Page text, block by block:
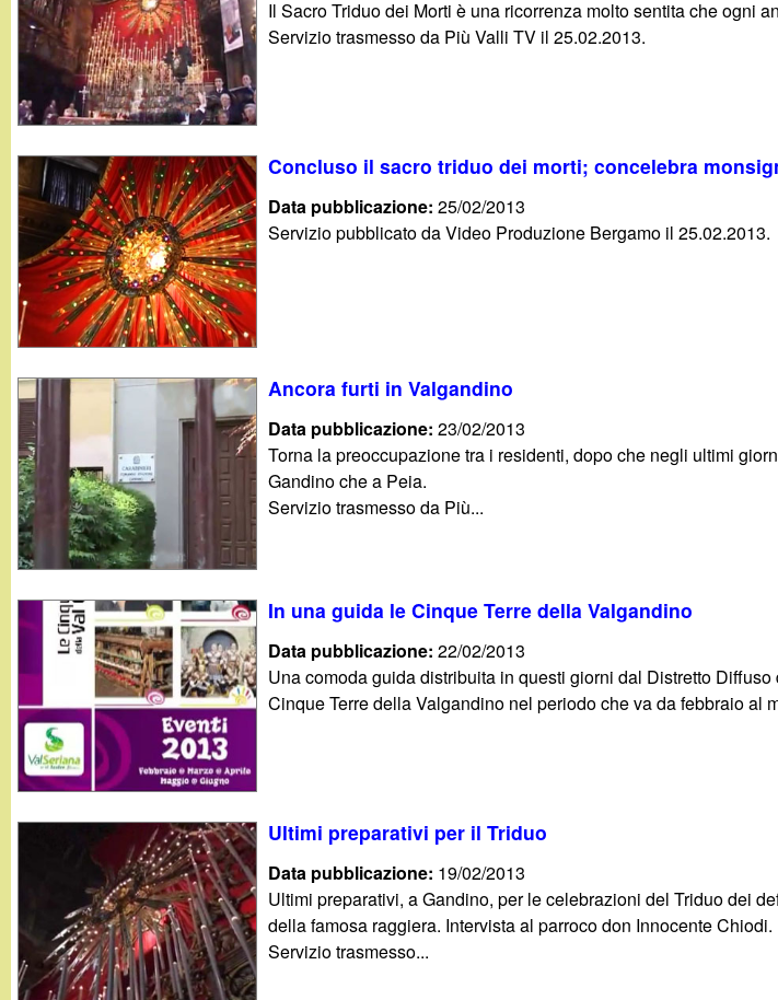
g
a
n
d
i
n
o
.
i
t
Il Sacro Triduo dei Morti è una ricorrenza molto sentita che ogni
Servizio trasmesso da Più Valli TV il 25.02.2013.
Concluso il sacro triduo dei morti; concelebra
Data pubblicazione:25/02/2013
Servizio pubblicato da Video Produzione Bergamo il 25.02.2013.
Ancora furti in Valgandino
Data pubblicazione:23/02/2013
Torna la preoccupazione tra i residenti, dopo che negli ultimi
Gandino che a Peia.
Servizio trasmesso da Più...
In una guida le Cinque Terre della Valgandino
Data pubblicazione:22/02/2013
Una comoda guida distribuita in questi giorni dal Distretto
Cinque Terre della Valgandino nel periodo che va da febbraio al
Ultimi preparativi per il Triduo
Data pubblicazione: 19/02/2013
Ultimi preparativi, a Gandino, per le celebrazioni del Triduo dei
della famosa raggiera. Intervista al parroco don Innocente Chiodi.
Servizio trasmesso...